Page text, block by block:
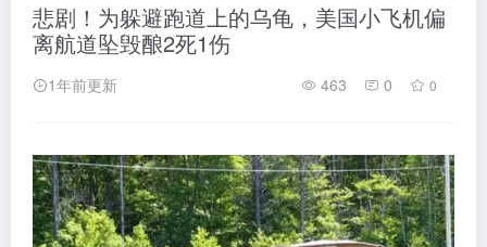
悲剧！为躲避跑道上的乌龟，美国小飞机偏
离航道坠毁酿2死1伤
1年前更新 463 0 0